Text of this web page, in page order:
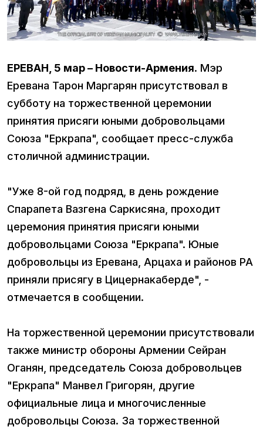
ЕРЕВАН, 5 мар – Новости-Армения. Мэр
Еревана Тарон Маргарян присутствовал в
субботу на торжественной церемонии
принятия присяги юными добровольцами
Союза "Еркрапа", сообщает пресс-служба
столичной администрации.
"Уже 8-ой год подряд, в день рождение
Спарапета Вазгена Саркисяна, проходит
церемония принятия присяги юными
добровольцами Союза "Еркрапа". Юные
добровольцы из Еревана, Арцаха и районов РА
приняли присягу в Цицернакаберде", -
отмечается в сообщении.
На торжественной церемонии присутствовали
также министр обороны Армении Сейран
Оганян, председатель Союза добровольцев
"Еркрапа" Манвел Григорян, другие
официальные лица и многочисленные
добровольцы Союза. За торжественной